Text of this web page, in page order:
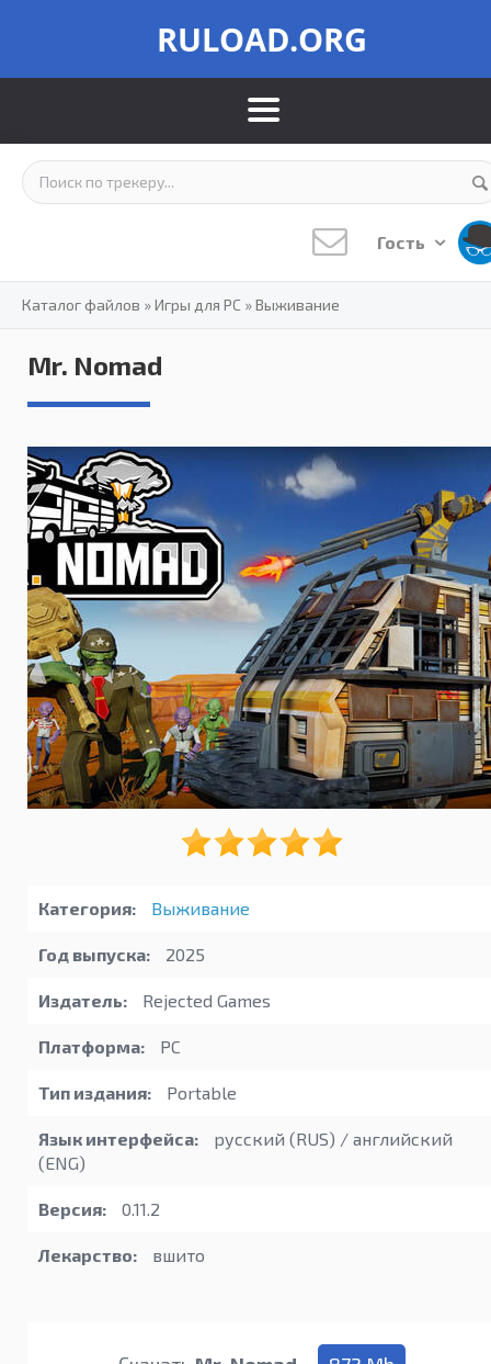
RULOAD.ORG
Гость
Каталог файлов »Игры для PC »Выживание
Mr. Nomad
Категория: Выживание
Год выпуска: 2025
Издатель: Rejected Games
Платформа: PC
Тип издания: Portable
Язык интерфейса:
русский (RUS) / английский
(ENG)
Версия: 0.11.2
Лекарство: вшито